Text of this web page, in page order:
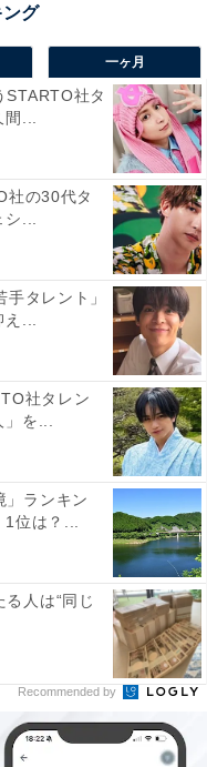
県）、「正月は海の
、鋭気を養えそうな
鍋として家族で楽し
20代男性／静岡県）
なファンを持つ「和
スに豚骨をじっくり
ープと、喉ごしの良
味わい。お正月の慌
の団らんの中でサッ
一ヶ月
STARTO社タ
...
社の30代タ
...
タレント」
...
社タレン
を...
」ランキン
位は？...
る人は“同じ
Recommended by